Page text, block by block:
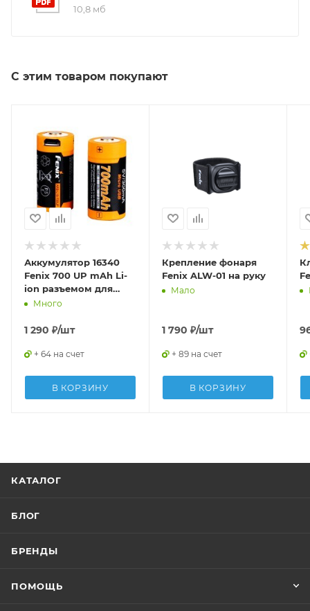
10,8 мб
С этим товаром покупают
Аккумулятор 16340
Fenix 700 UP mAh Li-
ion разъемом для
USB, ARB-L16-700UP
Много
1 290 ₽/шт
+ 64 на счет
В КОРЗИНУ
Крепление фонаря
Fenix ALW-01 на руку
Мало
1 790 ₽/шт
+ 89 на счет
В КОРЗИНУ
КАТАЛОГ
БЛОГ
БРЕНДЫ
ПОМОЩЬ